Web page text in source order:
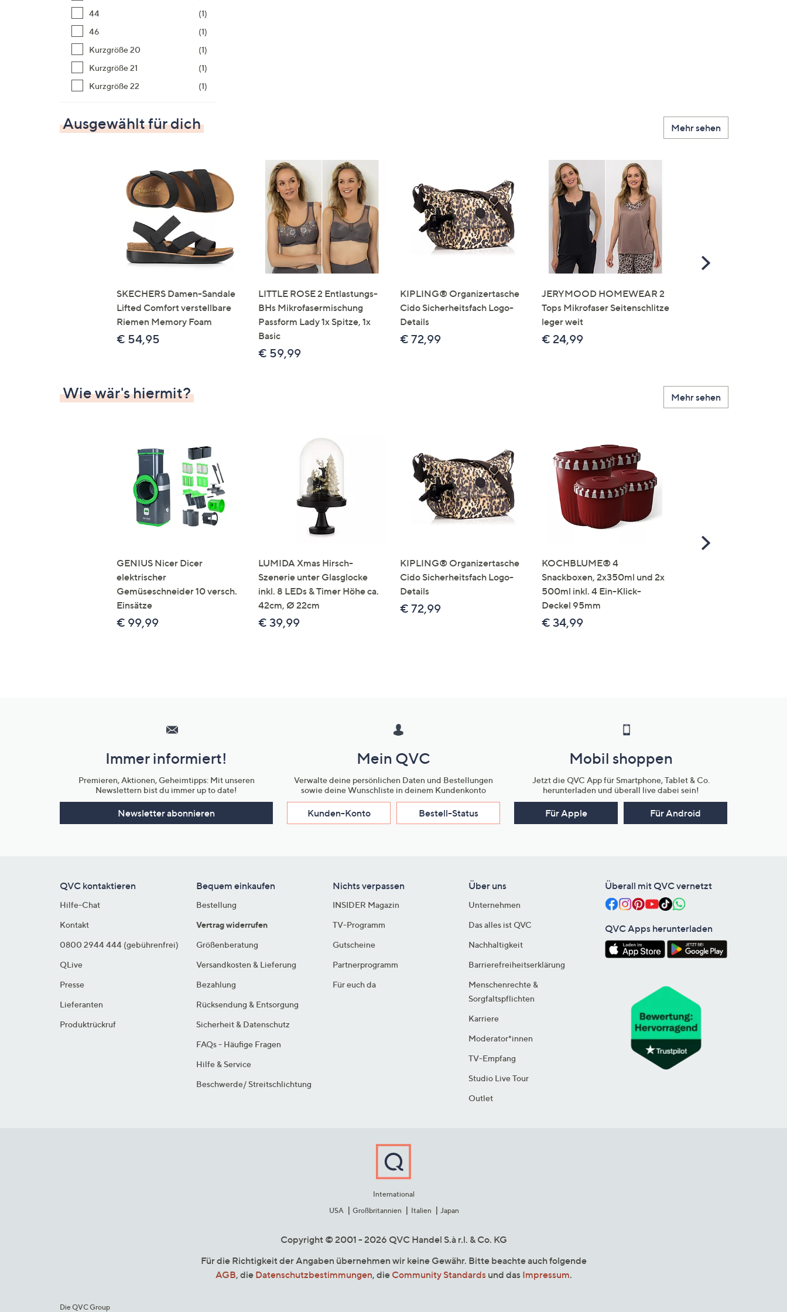
44
(1)
46
(1)
Kurzgröße 20
(1)
Kurzgröße 21
(1)
Kurzgröße 22
(1)
Ausgewählt für dich Mehr sehen
SKECHERS Damen-Sandale
Lifted Comfort verstellbare
Riemen Memory Foam
€ 54,95
LITTLE ROSE 2 Entlastungs-
BHs Mikrofasermischung
Passform Lady 1x Spitze, 1x
Basic
€ 59,99
KIPLING® Organizertasche
Cido Sicherheitsfach Logo-
Details
€ 72,99
JERYMOOD HOMEWEAR 2
Tops Mikrofaser Seitenschlitze
leger weit
€ 24,99
Scroll
Wie wär's hiermit? Mehr sehen
GENIUS Nicer Dicer
elektrischer
Gemüseschneider 10 versch.
Einsätze
€ 99,99
LUMIDA Xmas Hirsch-
Szenerie unter Glasglocke
inkl. 8 LEDs & Timer Höhe ca.
42cm, Ø 22cm
€ 39,99
KIPLING® Organizertasche
Cido Sicherheitsfach Logo-
Details
€ 72,99
KOCHBLUME® 4
Snackboxen, 2x350ml und 2x
500ml inkl. 4 Ein-Klick-
Deckel 95mm
€ 34,99
Scroll
Unternehmensinformationen
Immer informiert!
Premieren, Aktionen, Geheimtipps: Mit unseren
Newslettern bist du immer up to date!
Newsletter abonnieren
Mein QVC
Verwalte deine persönlichen Daten und Bestellungen
sowie deine Wunschliste in deinem Kundenkonto
Kunden-Konto Bestell-Status
Mobil shoppen
Jetzt die QVC App für Smartphone, Tablet & Co.
herunterladen und überall live dabei sein!
Für Apple Für Android
QVC kontaktieren
Hilfe-Chat
Kontakt
0800 2944 444 (gebührenfrei)
QLive
Presse
Lieferanten
Produktrückruf
Bequem einkaufen
Bestellung
Vertrag widerrufen
Größenberatung
Versandkosten & Lieferung
Bezahlung
Rücksendung & Entsorgung
Sicherheit & Datenschutz
FAQs - Häufige Fragen
Hilfe & Service
Beschwerde/ Streitschlichtung
Nichts verpassen
INSIDER Magazin
TV-Programm
Gutscheine
Partnerprogramm
Für euch da
Über uns
Unternehmen
Das alles ist QVC
Nachhaltigkeit
Barrierefreiheitserklärung
Menschenrechte &
Sorgfaltspflichten
Karriere
Moderator*innen
TV-Empfang
Studio Live Tour
Outlet
Überall mit QVC vernetzt
QVC Apps herunterladen
International
USA
Großbritannien Italien Japan
Copyright © 2001 - 2026 QVC Handel S.à r.l. & Co. KG
Für die Richtigkeit der Angaben übernehmen wir keine Gewähr. Bitte beachte auch folgende
AGB, die Datenschutzbestimmungen, die Community Standardsund das Impressum.
Die QVC Group